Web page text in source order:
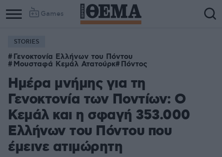
Games
STORIES
Γενοκτονία Ελλήνων του Πόντου
Μουσταφά Κεμάλ Ατατούρκ Πόντος
Ημέρα μνήμης για τη
Γενοκτονία των Ποντίων: Ο
Κεμάλ και η σφαγή 353.000
Ελλήνων του Πόντου που
έμεινε ατιμώρητη